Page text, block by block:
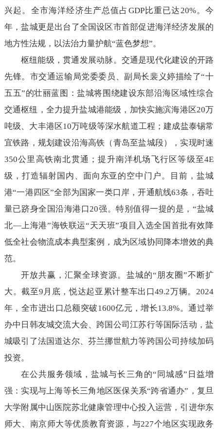
兴起。全市海洋经济生产总值占GDP比重已达20%。今
年，盐城更是出台了全国设区市首部促进海洋经济发展的
地方性法规，以法治力量护航“蓝色梦想”。
枢纽能级，贯通发展动脉。交通是现代化建设的开路
先锋。市交通运输局党委委员、副局长裴义婷描绘了“十
五五”的壮丽蓝图：盐城将围绕建设东部沿海区域性综合
交通枢纽，全力提升盐城港能级，加快实施滨海港区20万
吨级、大丰港区10万吨级等深水航道工程；建成盐泰锡常
宜铁路，规划建设沿海高铁（青岛至盐城段），实现时速
350公里高铁南北贯通；提升南洋机场飞行区等级至4E
级，打造辐射国内、面向东亚的空中门户。目前，盐城
港“一港四区”全部为国家一类口岸，开通航线63条，吞吐
量已跻身全国沿海港口20强。特别值得一提的是，“盐城
北—上海港”海铁联运“天天班”项目入选全国首批有效降
低全社会物流成本典型案例，成为区域协同降本增效的典
范。
开放共赢，汇聚全球资源。盐城的“朋友圈”不断扩
大。截至9月底，悦达起亚累计整车出口49.2万辆。2024
年，全市进出口总额突破1600亿元，增长13.8%。通过举
办中日韩友城交流大会、跨国公司江苏行等国际活动，盐
城吸引了法国道达尔、芬兰挪世航力等跨国公司持续加码
投资。
在公共服务领域，盐城与长三角的“同城感”日益增
强：实现与上海等长三角地区医保关系“跨省通办”，复旦
大学附属中山医院苏北健康管理中心投入运营，引进华东
师大、南京师大等优质教育资源，与227个地区实现政务